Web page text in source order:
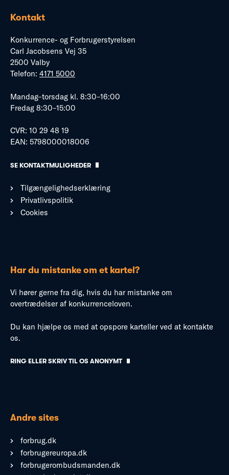
Kontakt
Konkurrence- og Forbrugerstyrelsen
Carl Jacobsens Vej 35
2500 Valby
Telefon: 4171 5000
Mandag–torsdag kl. 8:30–16:00
Fredag 8:30–15:00
CVR: 10 29 48 19
EAN: 5798000018006
SE KONTAKTMULIGHEDER
Tilgængelighedserklæring
Privatlivspolitik
Cookies
Har du mistanke om et kartel?
Vi hører gerne fra dig, hvis du har mistanke om
overtrædelser af konkurrenceloven.
Du kan hjælpe os med at opspore karteller ved at kontakte
os.
RING ELLER SKRIV TIL OS ANONYMT
Andre sites
forbrug.dk
forbrugereuropa.dk
forbrugerombudsmanden.dk